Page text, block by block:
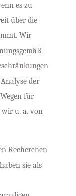
es zu
über die
Wir
der
für
wir u. a. von
Recherchen
sie als